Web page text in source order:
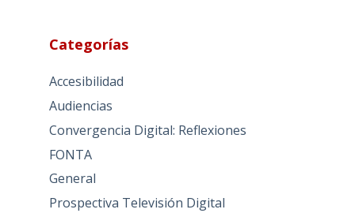
Categorías
Accesibilidad
Audiencias
Convergencia Digital: Reflexiones
FONTA
General
Prospectiva Televisión Digital